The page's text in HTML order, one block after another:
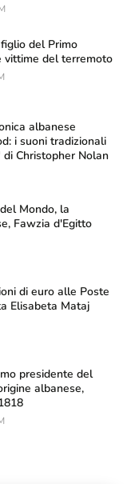
del Primo
vittime del terremoto
albanese
i suoni tradizionali
Christopher Nolan
Mondo, la
Fawzia d'Egitto
di euro alle Poste
Elisabeta Mataj
presidente del
albanese,